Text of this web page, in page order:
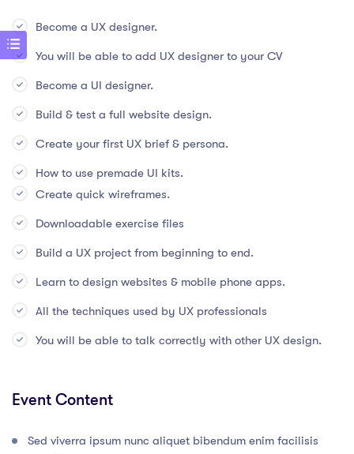
Become a UX designer.
You will be able to add UX designer to your CV
Become a UI designer.
Build & test a full website design.
Create your first UX brief & persona.
How to use premade UI kits.
Create quick wireframes.
Downloadable exercise files
Build a UX project from beginning to end.
Learn to design websites & mobile phone apps.
All the techniques used by UX professionals
You will be able to talk correctly with other UX design.
Event Content
Sed viverra ipsum nunc aliquet bibendum enim facilisis